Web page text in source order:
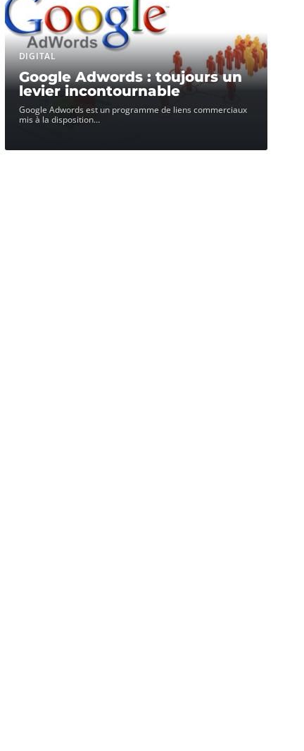
DIGITAL
Google Adwords : toujours un
levier incontournable
Google Adwords est un programme de liens commerciaux
mis à la disposition…